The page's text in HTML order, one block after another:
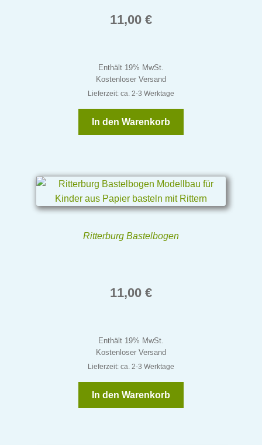
11,00 €
Enthält 19% MwSt.
Kostenloser Versand
Lieferzeit: ca. 2-3 Werktage
In den Warenkorb
Ritterburg Bastelbogen
11,00 €
Enthält 19% MwSt.
Kostenloser Versand
Lieferzeit: ca. 2-3 Werktage
In den Warenkorb